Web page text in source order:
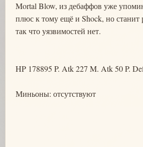
Mortal Blow, из дебаффов уже
плюс к тому ещё и Shock, но станит
так что уязвимостей нет.
HP 178895 P. Atk 227 M. Atk 50 P.
Миньоны: отсутствуют